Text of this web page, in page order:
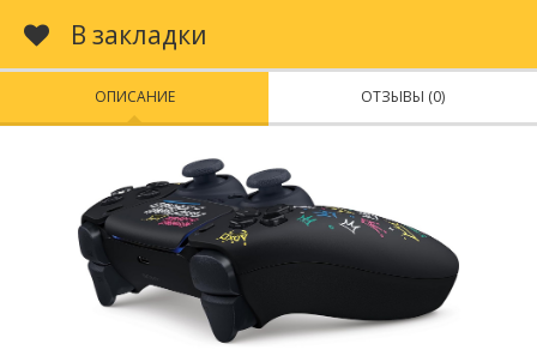
В закладки
ОПИСАНИЕ ОТЗЫВЫ (0)